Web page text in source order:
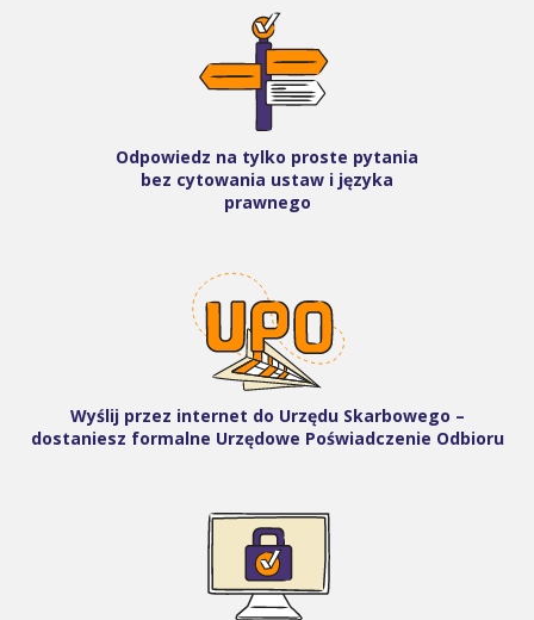
Odpowiedz na tylko proste pytania
bez cytowania ustaw i języka
prawnego
Wyślij przez internet do Urzędu Skarbowego –
dostaniesz formalne Urzędowe Poświadczenie Odbioru